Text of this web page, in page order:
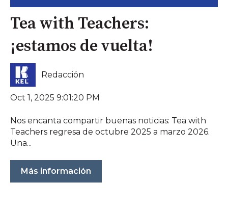
Tea with Teachers:
¡estamos de vuelta!
Redacción
Oct 1, 2025 9:01:20 PM
Nos encanta compartir buenas noticias: Tea with
Teachers regresa de octubre 2025 a marzo 2026.
Una...
Más información